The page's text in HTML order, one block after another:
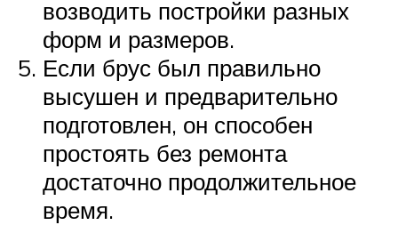
возводить постройки разных
форм и размеров.
Если брус был правильно
высушен и предварительно
подготовлен, он способен
простоять без ремонта
достаточно продолжительное
время.